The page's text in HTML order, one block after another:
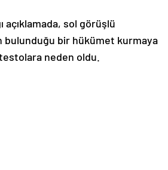
açıklamada, sol görüşlü
bulunduğu bir hükümet kurmaya
neden oldu.